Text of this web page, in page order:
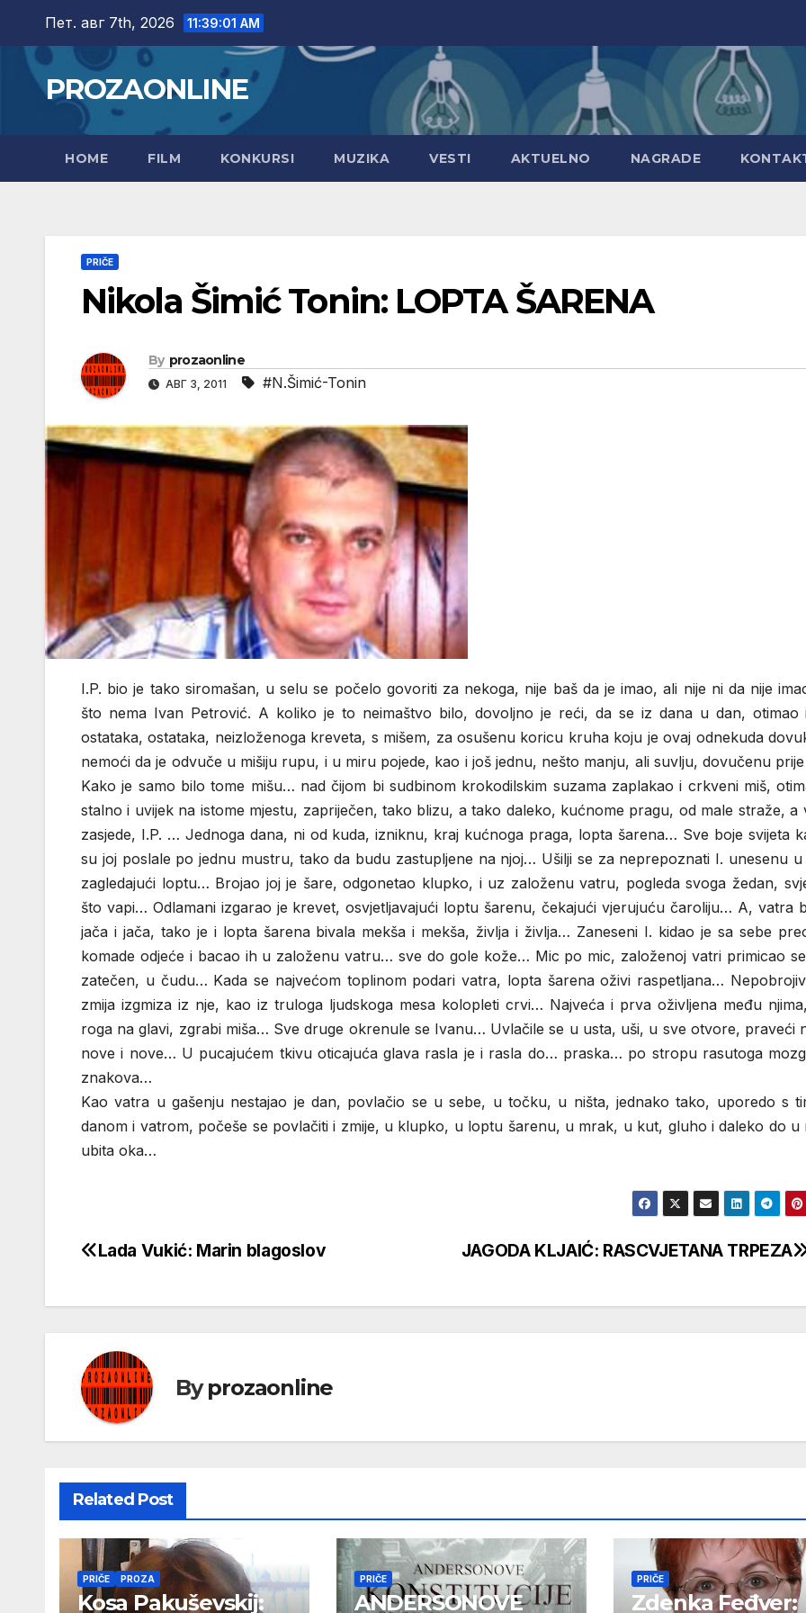
content
Пет. авг 7th, 2026 11:39:02 AM
PROZAONLINE
HOME FILM KONKURSI MUZIKA VESTI AKTUELNO NAGRADE
PRIČE
Nikola Šimić Tonin: LOPTA ŠARENA
By prozaonline
АВГ 3, 2011 #N.Šimić-Tonin
I.P. bio je tako siromašan, u selu se počelo govoriti za nekoga, nije baš da je imao, ali nije ni da nije
što nema Ivan Petrović. A koliko je to neimaštvo bilo, dovoljno je reći, da se iz dana u dan, otimao
ostataka, ostataka, neizloženoga kreveta, s mišem, za osušenu koricu kruha koju je ovaj odnekuda
nemoći da je odvuče u mišiju rupu, i u miru pojede, kao i još jednu, nešto manju, ali suvlju, dovučenu
Kako je samo bilo tome mišu… nad čijom bi sudbinom krokodilskim suzama zaplakao i crkveni miš,
stalno i uvijek na istome mjestu, zapriječen, tako blizu, a tako daleko, kućnome pragu, od male straže, a
zasjede, I.P. … Jednoga dana, ni od kuda, izniknu, kraj kućnoga praga, lopta šarena… Sve boje svijeta
su joj poslale po jednu mustru, tako da budu zastupljene na njoj… Ušilji se za neprepoznati I. unesenu
zagledajući loptu… Brojao joj je šare, odgonetao klupko, i uz založenu vatru, pogleda svoga žedan,
što vapi… Odlamani izgarao je krevet, osvjetljavajući loptu šarenu, čekajući vjerujuću čaroliju… A, vatra
jača i jača, tako je i lopta šarena bivala mekša i mekša, življa i življa… Zaneseni I. kidao je sa sebe
komade odjeće i bacao ih u založenu vatru… sve do gole kože… Mic po mic, založenoj vatri primicao
zatečen, u čudu… Kada se najvećom toplinom podari vatra, lopta šarena oživi raspetljana…
zmija izgmiza iz nje, kao iz truloga ljudskoga mesa kolopleti crvi… Najveća i prva oživljena među
roga na glavi, zgrabi miša… Sve druge okrenule se Ivanu… Uvlačile se u usta, uši, u sve otvore, praveći
nove i nove… U pucajućem tkivu oticajuća glava rasla je i rasla do… praska… po stropu rasutoga
znakova…
Kao vatra u gašenju nestajao je dan, povlačio se u sebe, u točku, u ništa, jednako tako, uporedo s
danom i vatrom, počeše se povlačiti i zmije, u klupko, u loptu šarenu, u mrak, u kut, gluho i daleko do u
ubita oka…
Кретање
JAGODA KLJAIĆ: RASCVJETANA TRPEZA
Lada Vukić: Marin blagoslov
Byprozaonline
Related Post
PRIČE PROZA
Kosa Pakuševskij:
PRIČE
ANDERSONOVE
PRIČE
Zdenka Feđver: